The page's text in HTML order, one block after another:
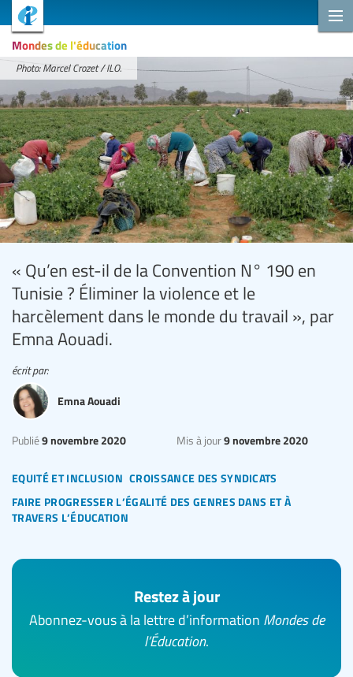
Mondes de l'éducation
Photo: Marcel Crozet / ILO.
« Qu’en est-il de la Convention N° 190 en
Tunisie ? Éliminer la violence et le
harcèlement dans le monde du travail », par
Emna Aouadi.
equité et inclusion croissance des syndicats
faire progresser l’égalité des genres dans et à
travers l’éducation
Publié9 novembre 2020 Mis à jour9 novembre 2020
écrit par:
Emna Aouadi
Restez à jour
Abonnez-vous à la lettre d’information Mondes de
l’Éducation.